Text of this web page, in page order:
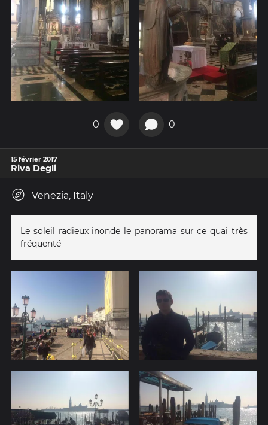
0 0
15 février 2017
Riva Degli
Venezia, Italy
Le soleil radieux inonde le panorama sur ce quai très
fréquenté